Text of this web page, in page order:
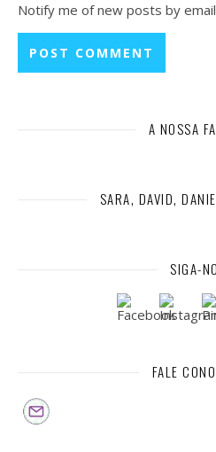
Notify me of new posts by
A NOSSA
SARA, DAVID,
SIGA-
FALE